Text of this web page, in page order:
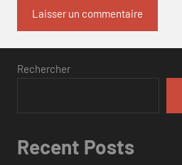
Rechercher
Recent Posts